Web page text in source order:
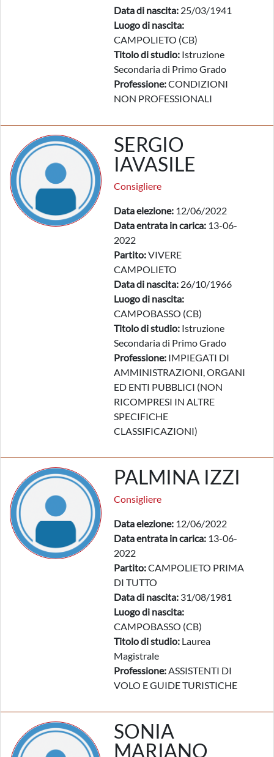
Data di nascita: 25/03/1941
Luogo di nascita:
CAMPOLIETO (CB)
Titolo di studio: Istruzione
Secondaria di Primo Grado
Professione:CONDIZIONI
NON PROFESSIONALI
SERGIO
IAVASILE
Consigliere
Data elezione: 12/06/2022
Data entrata in carica: 13-06-
2022
Partito:VIVERE
CAMPOLIETO
Data di nascita: 26/10/1966
Luogo di nascita:
CAMPOBASSO (CB)
Titolo di studio: Istruzione
Secondaria di Primo Grado
Professione: IMPIEGATI DI
AMMINISTRAZIONI, ORGANI
ED ENTI PUBBLICI (NON
RICOMPRESI IN ALTRE
SPECIFICHE
CLASSIFICAZIONI)
PALMINA IZZI
Consigliere
Data elezione: 12/06/2022
Data entrata in carica: 13-06-
2022
Partito:CAMPOLIETO PRIMA
DI TUTTO
Data di nascita: 31/08/1981
Luogo di nascita:
CAMPOBASSO (CB)
Titolo di studio: Laurea
Magistrale
Professione:ASSISTENTI DI
VOLO E GUIDE TURISTICHE
SONIA
MARIANO